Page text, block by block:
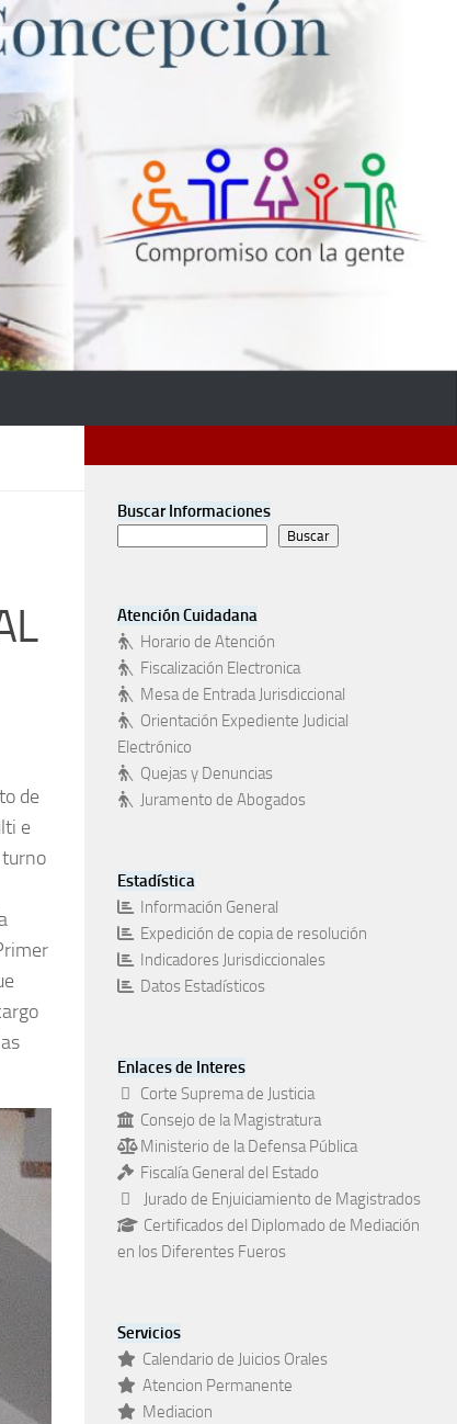
de
e
turno
Buscar Informaciones
Buscar
Atención Cuidadana
Horario de Atención
Fiscalización Electronica
Mesa de Entrada Jurisdiccional
Orientación Expediente Judicial
Electrónico
Quejas y Denuncias
Juramento de Abogados
Estadística
Información General
Expedición de copia de resolución
Indicadores Jurisdiccionales
Datos Estadísticos
Enlaces de Interes
Corte Suprema de Justicia
Consejo de la Magistratura
Ministerio de la Defensa Pública
Fiscalía General del Estado
Jurado de Enjuiciamiento de Magistrados
Certificados del Diplomado de Mediación
en los Diferentes Fueros
Servicios
Calendario de Juicios Orales
Atencion Permanente
Mediacion